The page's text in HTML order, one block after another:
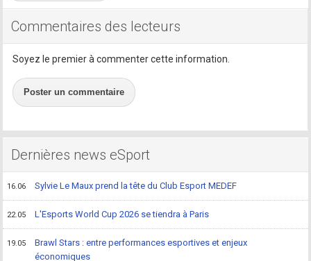
Commentaires des lecteurs
Soyez le premier à commenter cette information.
Poster un commentaire
Dernières news eSport
16.06 Sylvie Le Maux prend la tête du Club Esport MEDEF
22.05 L'Esports World Cup 2026 se tiendra à Paris
19.05
Brawl Stars : entre performances esportives et enjeux
économiques